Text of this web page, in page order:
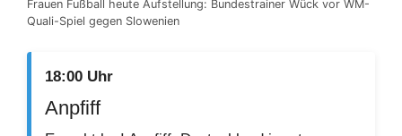
Frauen Fußball heute Aufstellung: Bundestrainer Wück vor WM-
Quali-Spiel gegen Slowenien
18:00 Uhr
Anpfiff